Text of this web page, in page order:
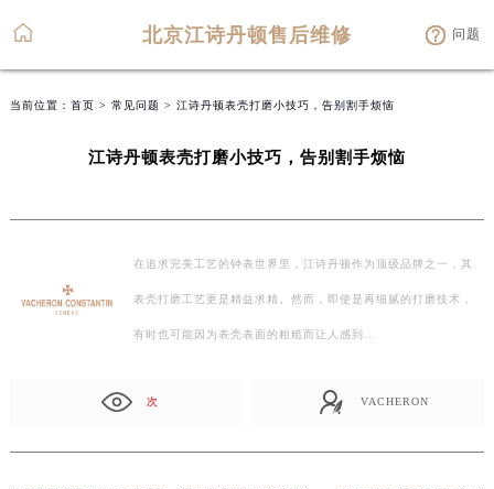
北京江诗丹顿售后维修 问题
当前位置： 首页 > 常见问题 > 江诗丹顿表壳打磨小技巧，告别割手烦恼
江诗丹顿表壳打磨小技巧，告别割手烦恼
在追求完美工艺的钟表世界里，江诗丹顿作为顶级品牌之一，其
表壳打磨工艺更是精益求精。然而，即使是再细腻的打磨技术，
有时也可能因为表壳表面的粗糙而让人感到…
次 VACHERON